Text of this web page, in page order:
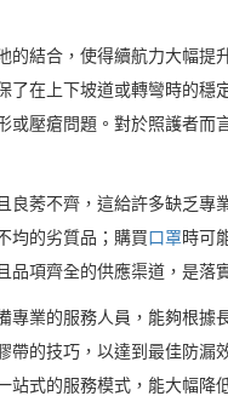
結合，使得續航力大幅
在上下坡道或轉彎時的
或壓瘡問題。對於照護者而
莠不齊，這給許多缺乏
均的劣質品；購買口罩時可
項齊全的供應渠道，是落
業的服務人員，能夠根
帶的技巧，以達到最佳防漏
式的服務模式，能大幅